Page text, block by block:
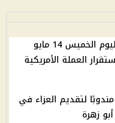
أسعار الدولار والذهب اليوم الخميس 14 مايو
لتقديم العزاء في
زهرة